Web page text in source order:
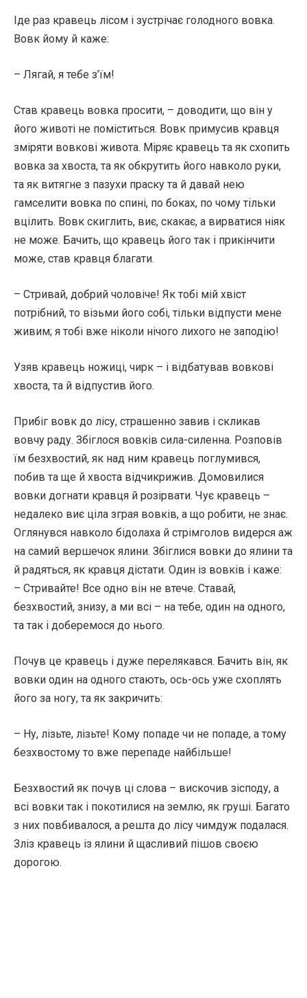
Іде раз кравець лісом і зустрічає голодного вовка.
Вовк йому й каже:
– Лягай, я тебе з’їм!
Став кравець вовка просити, – доводити, що він у
його животі не поміститься. Вовк примусив кравця
зміряти вовкові живота. Міряє кравець та як схопить
вовка за хвоста, та як обкрутить його навколо руки,
та як витягне з пазухи праску та й давай нею
гамселити вовка по спині, по боках, по чому тільки
вцілить. Вовк скиглить, виє, скакає, а вирватися ніяк
не може. Бачить, що кравець його так і прикінчити
може, став кравця благати.
– Стривай, добрий чоловіче! Як тобі мій хвіст
потрібний, то візьми його собі, тільки відпусти мене
живим; я тобі вже ніколи нічого лихого не заподію!
Узяв кравець ножиці, чирк – і відбатував вовкові
хвоста, та й відпустив його.
Прибіг вовк до лісу, страшенно завив і скликав
вовчу раду. Збіглося вовків сила-силенна. Розповів
їм безхвостий, як над ним кравець поглумився,
побив та ще й хвоста відчикрижив. Домовилися
вовки догнати кравця й розірвати. Чує кравець –
недалеко виє ціла зграя вовків, а що робити, не знає.
Оглянувся навколо бідолаха й стрімголов видерся аж
на самий вершечок ялини. Збіглися вовки до ялини та
й радяться, як кравця дістати. Один із вовків і каже:
– Стривайте! Все одно він не втече. Ставай,
безхвостий, знизу, а ми всі – на тебе, один на одного,
та так і доберемося до нього.
Почув це кравець і дуже перелякався. Бачить він, як
вовки один на одного стають, ось-ось уже схоплять
його за ногу, та як закричить:
– Ну, лізьте, лізьте! Кому попаде чи не попаде, а тому
безхвостому то вже перепаде найбільше!
Безхвостий як почув ці слова – вискочив зісподу, а
всі вовки так і покотилися на землю, як груші. Багато
з них повбивалося, а решта до лісу чимдуж подалася.
Зліз кравець із ялини й щасливий пішов своєю
дорогою.